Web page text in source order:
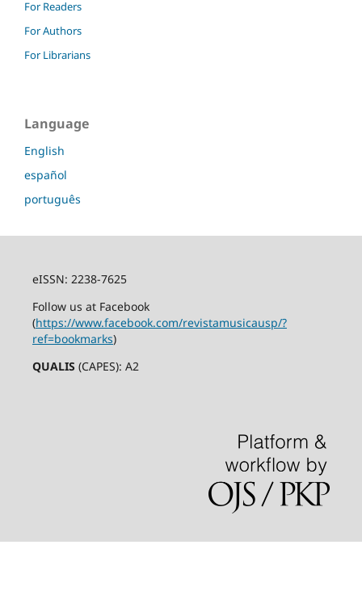
For Readers
For Authors
For Librarians
Language
English
español
português
eISSN: 2238-7625
Follow us at Facebook
(https://www.facebook.com/revistamusicausp/?
ref=bookmarks)
QUALIS (CAPES): A2